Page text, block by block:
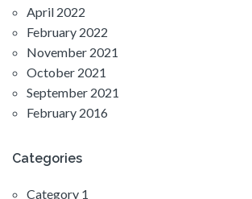
April 2022
February 2022
November 2021
October 2021
September 2021
February 2016
Categories
Category 1